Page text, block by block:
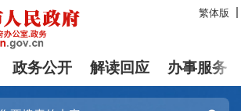
繁体版
政务公开 解读回应 办事服务